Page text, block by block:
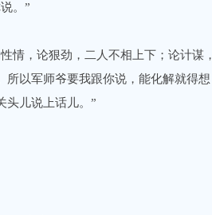
。”
，论狠劲，二人不相上下；论计谋，
所以军师爷要我跟你说，能化解就得想
头儿说上话儿。”